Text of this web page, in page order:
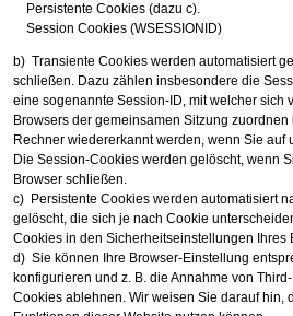
Persistente Cookies (dazu c).
Session Cookies (WSESSIONID)
b) Transiente Cookies werden automatisiert
schließen. Dazu zählen insbesondere die
eine sogenannte Session-ID, mit welcher sich
Browsers der gemeinsamen Sitzung
Rechner wiedererkannt werden, wenn Sie auf
Die Session-Cookies werden gelöscht, wenn
Browser schließen.
c) Persistente Cookies werden automatisiert
gelöscht, die sich je nach Cookie
Cookies in den Sicherheitseinstellungen Ihres
d) Sie können Ihre Browser-Einstellung
konfigurieren und z. B. die Annahme von
Cookies ablehnen. Wir weisen Sie darauf hin,